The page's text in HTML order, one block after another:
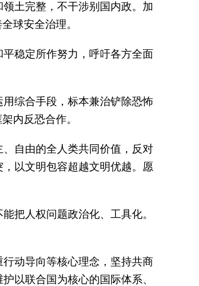
土完整，不干涉别国内政。加
球安全治理。
稳定所作努力，呼吁各方全面
综合手段，标本兼治铲除恐怖
内反恐合作。
自由的全人类共同价值，反对
以文明包容超越文明优越。愿
把人权问题政治化、工具化。
动导向等核心理念，坚持共商
以联合国为核心的国际体系、